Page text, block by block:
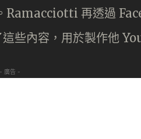
Ramacciotti 再透過
些內容，用於製作他
- 廣告 -